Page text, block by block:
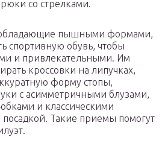
со стрелками.
пышными формами,
спортивную обувь, чтобы
и привлекательными. Им
кроссовки на липучках,
форму стопы,
с асимметричными блузами,
и классическими
Такие приемы помогут